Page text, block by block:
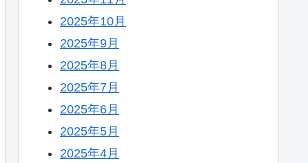
2025年10月
2025年9月
2025年8月
2025年7月
2025年6月
2025年5月
2025年4月